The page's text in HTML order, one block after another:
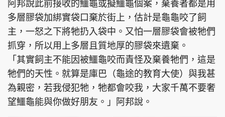
阿邦說此前接收的鱷龜或擬鱷龜個案，棄養者都是用
多層膠袋加綁實袋口棄於街上，估計是龜龜咬了飼
主，一怒之下將牠扔入袋中。又怕一層膠袋會被牠們
抓穿，所以用上多層且質地厚的膠袋來遺棄。
「其實飼主不能因被鱷龜咬而責怪及棄養牠們，這是
牠們的天性。就算是庫巴（龜途的教育大使）與我甚
為親密，若我侵犯牠，牠都會咬我，大家千萬不要奢
望鱷龜能與你做好朋友。」阿邦說。